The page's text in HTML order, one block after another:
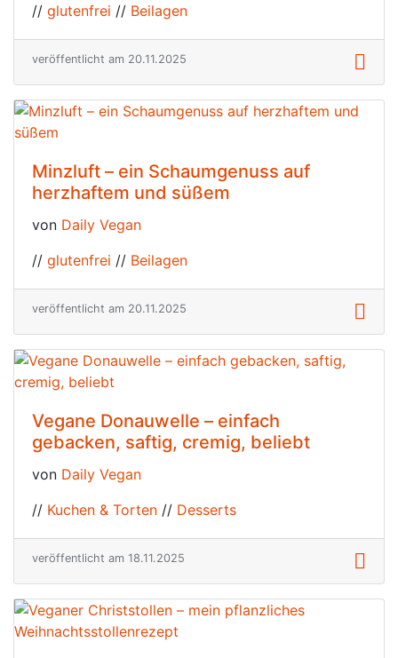
// glutenfrei // Beilagen
veröffentlicht am 20.11.2025
Minzluft – ein Schaumgenuss auf
herzhaftem und süßem
von Daily Vegan
// glutenfrei // Beilagen
veröffentlicht am 20.11.2025
Vegane Donauwelle – einfach
gebacken, saftig, cremig, beliebt
von Daily Vegan
// Kuchen & Torten // Desserts
veröffentlicht am 18.11.2025